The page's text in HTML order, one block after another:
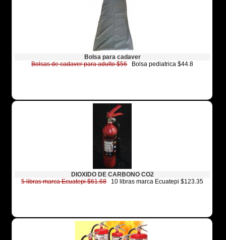
Bolsa para cadaver
Bolsas de cadaver para adulto $56Bolsa pediatrica $44.8
DIOXIDO DE CARBONO CO2
5 libras marca Ecuatepi $61.6810 libras marca Ecuatepi $123.35